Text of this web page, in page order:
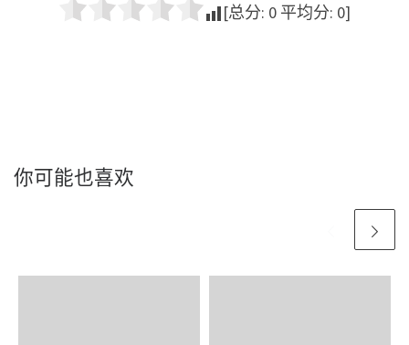
[总分: 0 平均分: 0]
你可能也喜欢